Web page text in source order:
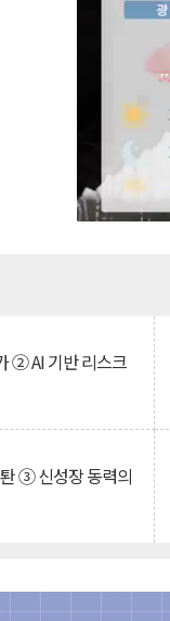
② AI 기반 리스크
③ 신성장 동력의